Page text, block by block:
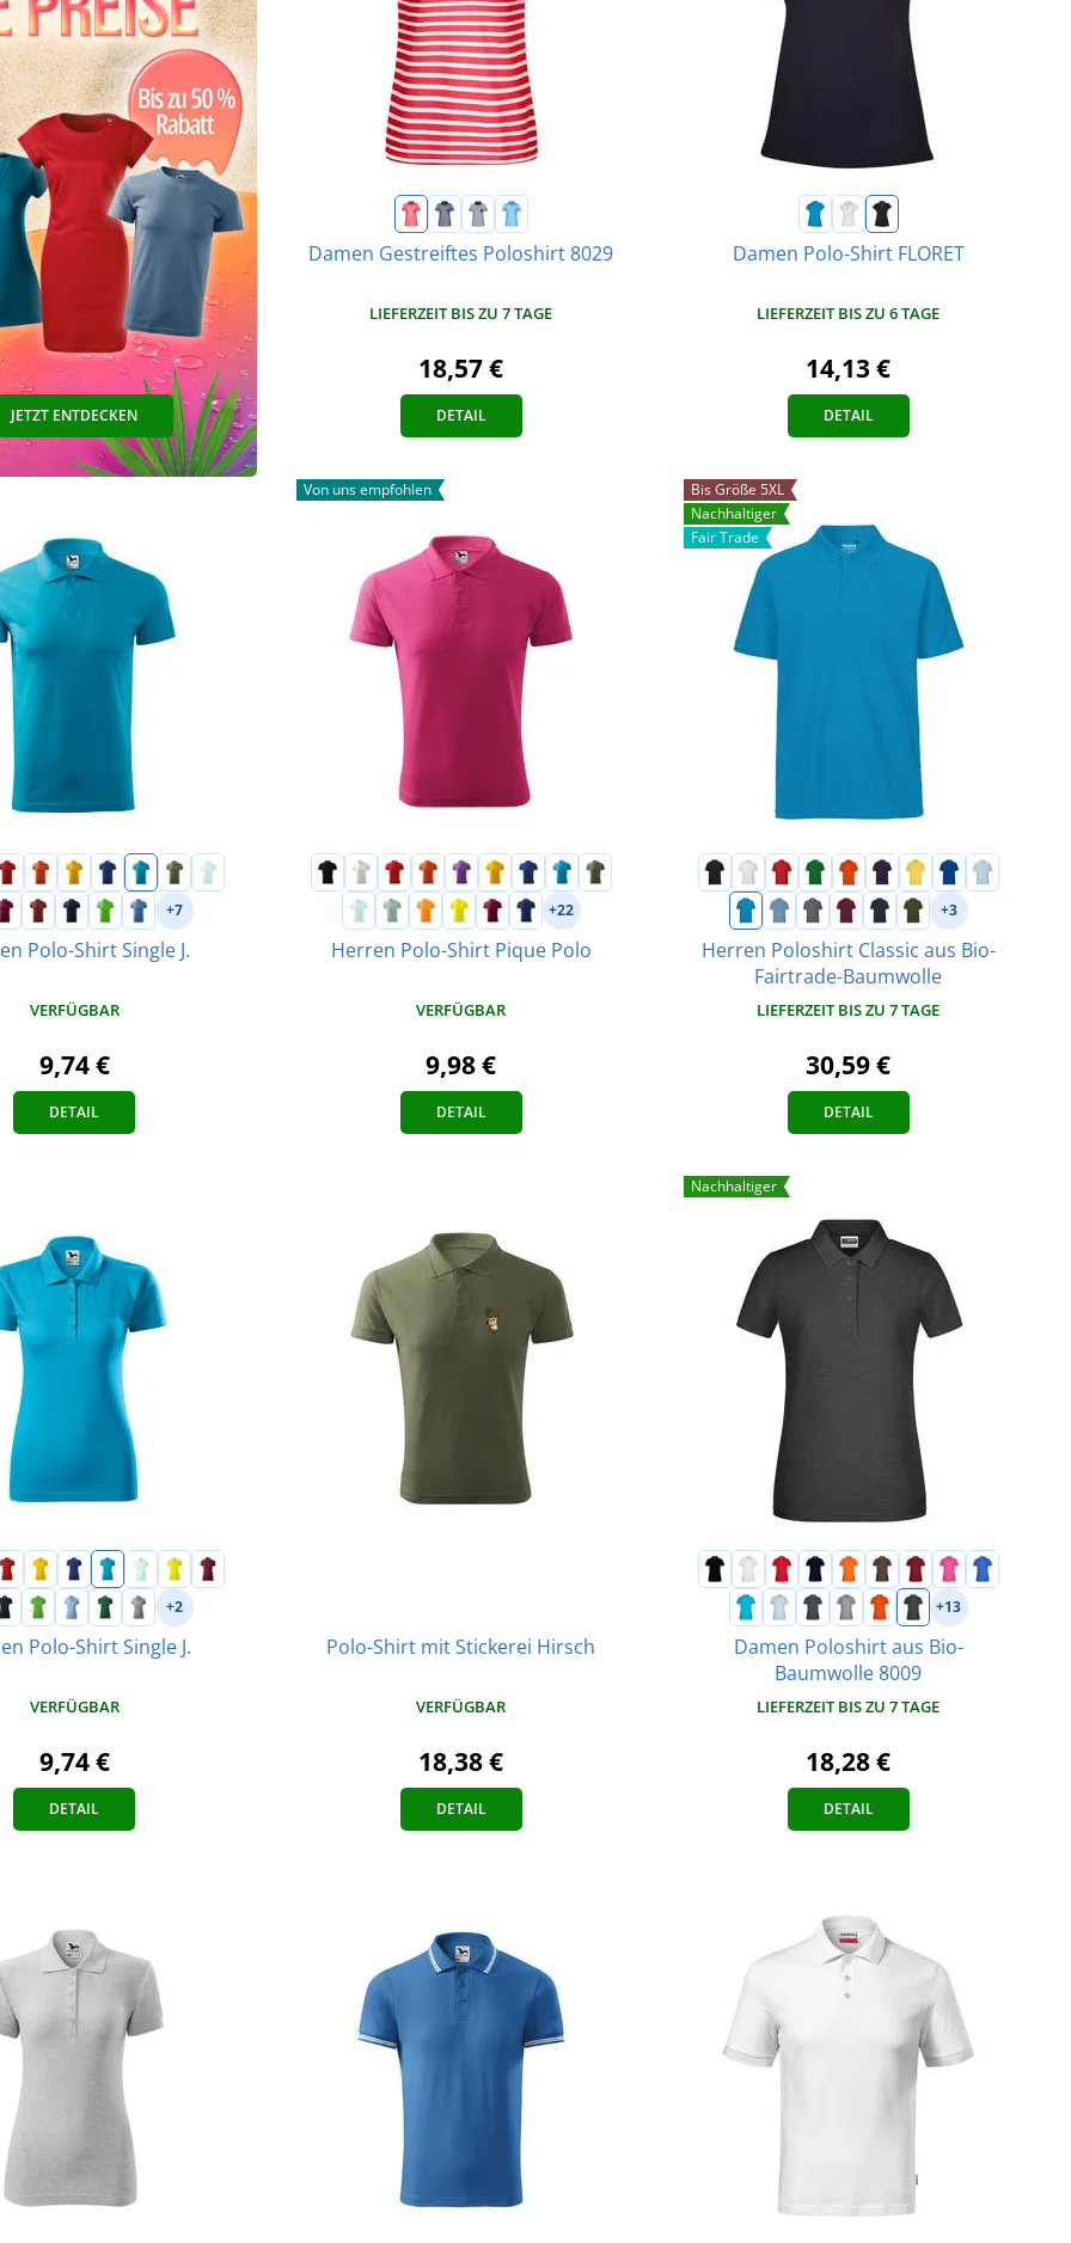
JETZT ENTDECKEN
Damen Gestreiftes Poloshirt 8029
LIEFERZEIT BIS ZU 7 TAGE
18,57 €
DETAIL
Damen Polo-Shirt FLORET
LIEFERZEIT BIS ZU 6 TAGE
14,13 €
DETAIL
+7
Polo-Shirt Single J.
VERFÜGBAR
9,74 €
DETAIL
Von uns empfohlen
+22
Herren Polo-Shirt Pique Polo
VERFÜGBAR
9,98 €
DETAIL
Bis Größe 5XL
Nachhaltiger
Fair Trade
+3
Herren Poloshirt Classic aus Bio-
Fairtrade-Baumwolle
LIEFERZEIT BIS ZU 7 TAGE
30,59 €
DETAIL
+2
Polo-Shirt Single J.
VERFÜGBAR
9,74 €
DETAIL
Polo-Shirt mit Stickerei Hirsch
VERFÜGBAR
18,38 €
DETAIL
Nachhaltiger
+13
Damen Poloshirt aus Bio-
Baumwolle 8009
LIEFERZEIT BIS ZU 7 TAGE
18,28 €
DETAIL